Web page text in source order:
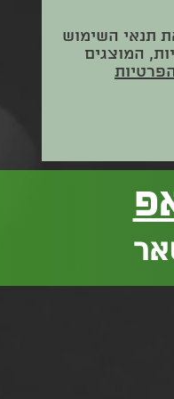
תנאי השימוש
המוצגים